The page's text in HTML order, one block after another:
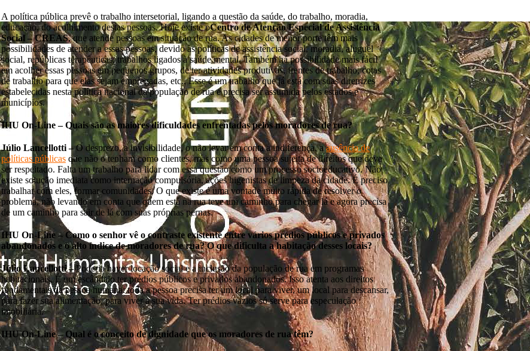
A política pública prevê o trabalho intersetorial, ligando a questão da saúde, do trabalho, moradia,
educação, do acolhimento destas pessoas. Hoje existe oCentro de Atenção Especial de Assistência
Social – CREAS, que atende pessoas em situação de rua. As cidades de menor porte têm mais
possibilidades de atender a essas pessoas, devido às políticas de assistência social, moradia, aluguel
social, repúblicas terapêuticas, trabalhos ligados à saúde mental. Também há possibilidade mais fácil
em acolher essas pessoas em pequenos grupos, de ter atividades produtivas, frentes de trabalho, cotas
de trabalho para que elas sejam empregadas, etc.. Esse é um trabalho que já está com suas diretrizes
estabelecidas nesta política nacional da população de rua e precisa ser assumida pelos estados e
municípios.
IHU On-Line – Quais são as maiores dificuldades enfrentadas pelos moradores de rua?
Júlio Lancellotti – O desprezo, a invisibilidade, o não levar em conta a indiferença, a ausência de
políticas públicas que não o tenham como clientes, mas como uma pessoa sujeita de direitos que deve
ser respeitado. Falta um trabalho para lidar com essa questão como um processo socioeducativo. Não
existe solução imediata como internação compulsória, ações higenistas de limpeza da cidade. É preciso
trabalhar com eles, formar comunidades. O que existe é uma vontade muito rápida de resolver o
problema, não levando em conta que quem está na rua teve um caminho para chegar lá e agora precisa
de um caminho para sair de lá com suas próprias pernas.
IHU On-Line – Como o senhor vê o contraste existente entre vários prédios públicos e privados
abandonados e o alto índice de moradores de rua? O que dificulta a habitação desses locais?
Júlio Lancellotti – Poderia haver locação social e a inclusão da população de rua em programas
habitacionais. É um escândalo ter prédios públicos e privados abandonados. Isso atenta aos direitos
fundamentais da pessoa humana: toda a pessoa precisa ter um local para viver, um local para descansar,
para fazer sua alimentação, para viver a sua vida. Ter prédios vazios só serve para especulação
imobiliária.
IHU On-Line – Qual é o conceito de dignidade que os moradores de rua têm?